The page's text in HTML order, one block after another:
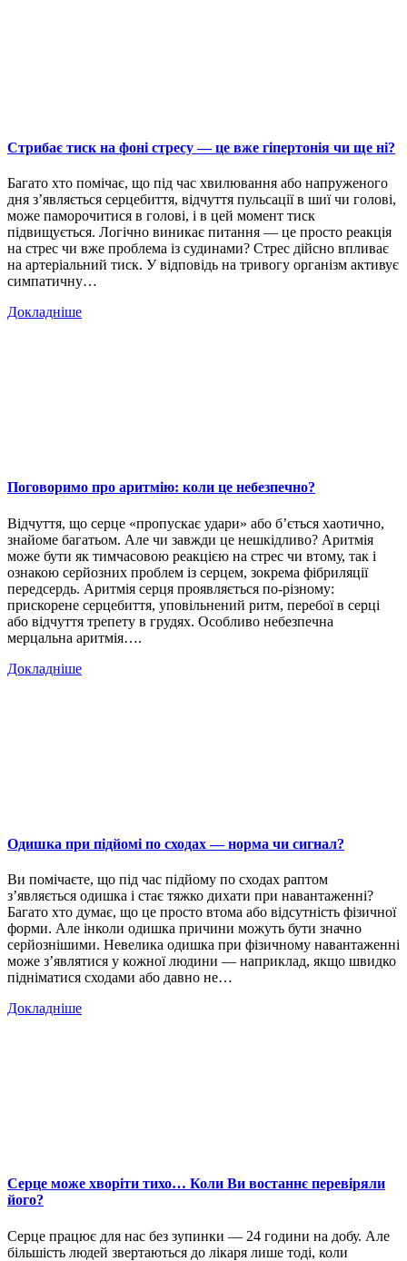
Стрибає тиск на фоні стресу — це вже гіпертонія чи ще ні?
Багато хто помічає, що під час хвилювання або напруженого
дня з’являється серцебиття, відчуття пульсації в шиї чи голові,
може паморочитися в голові, і в цей момент тиск
підвищується. Логічно виникає питання — це просто реакція
на стрес чи вже проблема із судинами? Стрес дійсно впливає
на артеріальний тиск. У відповідь на тривогу організм активує
симпатичну…
Докладніше
Поговоримо про аритмію: коли це небезпечно?
Відчуття, що серце «пропускає удари» або б’ється хаотично,
знайоме багатьом. Але чи завжди це нешкідливо? Аритмія
може бути як тимчасовою реакцією на стрес чи втому, так і
ознакою серйозних проблем із серцем, зокрема фібриляції
передсердь. Аритмія серця проявляється по-різному:
прискорене серцебиття, уповільнений ритм, перебої в серці
або відчуття трепету в грудях. Особливо небезпечна
мерцальна аритмія….
Докладніше
Одишка при підйомі по сходах — норма чи сигнал?
Ви помічаєте, що під час підйому по сходах раптом
з’являється одишка і стає тяжко дихати при навантаженні?
Багато хто думає, що це просто втома або відсутність фізичної
форми. Але інколи одишка причини можуть бути значно
серйознішими. Невелика одишка при фізичному навантаженні
може з’являтися у кожної людини — наприклад, якщо швидко
підніматися сходами або давно не…
Докладніше
Серце може хворіти тихо… Коли Ви востаннє перевіряли
його?
Серце працює для нас без зупинки — 24 години на добу. Але
більшість людей звертаються до лікаря лише тоді, коли